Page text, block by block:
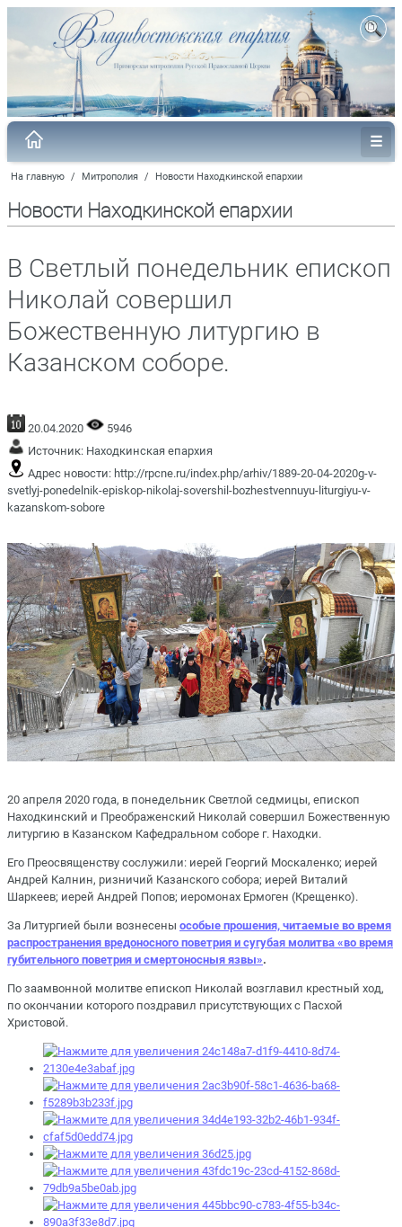
На главную / Митрополия / Новости Находкинской епархии
Новости Находкинской епархии
В Светлый понедельник епископ
Николай совершил
Божественную литургию в
Казанском соборе.
20.04.2020
5946
Источник: Находкинская епархия
Адрес новости: http://rpcne.ru/index.php/arhiv/1889-20-04-2020g-v-
svetlyj-ponedelnik-episkop-nikolaj-sovershil-bozhestvennuyu-liturgiyu-v-
kazanskom-sobore
20 апреля 2020 года, в понедельник Светлой седмицы, епископ
Находкинский и Преображенский Николай совершил Божественную
литургию в Казанском Кафедральном соборе г. Находки.
Его Преосвященству сослужили: иерей Георгий Москаленко; иерей
Андрей Калнин, ризничий Казанского собора; иерей Виталий
Шаркеев; иерей Андрей Попов; иеромонах Ермоген (Крещенко).
За Литургией были вознесены особые прошения, читаемые во время
распространения вредоносного поветрия и сугубая молитва «во время
губительного поветрия и смертоносныя язвы».
По заамвонной молитве епископ Николай возглавил крестный ход,
по окончании которого поздравил присутствующих с Пасхой
Христовой.